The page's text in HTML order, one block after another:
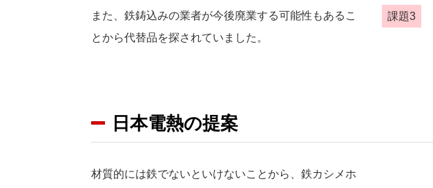
また、鉄鋳込みの業者が今後廃業する可能性もあるこ
とから代替品を探されていました。
課題3
日本電熱の提案
材質的には鉄でないといけないことから、鉄カシメホ